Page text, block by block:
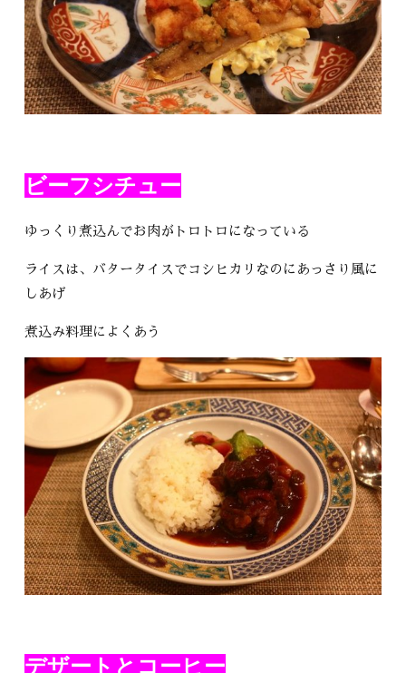
ビーフシチュー
ゆっくり煮込んでお肉がトロトロになっている
ライスは、バタータイスでコシヒカリなのにあっさり風に
しあげ
煮込み料理によくあう
デザートとコーヒー